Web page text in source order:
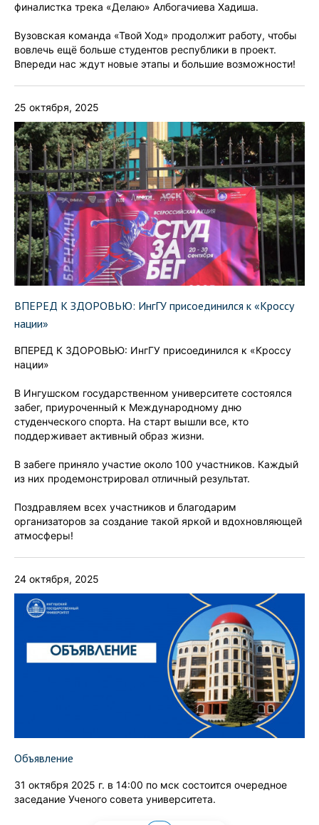
финалистка трека «Делаю» Албогачиева Хадиша.
Вузовская команда «Твой Ход» продолжит работу, чтобы
вовлечь ещё больше студентов республики в проект.
Впереди нас ждут новые этапы и большие возможности!
25 октября, 2025
ВПЕРЕД К ЗДОРОВЬЮ: ИнгГУ присоединился к «Кроссу
нации»
ВПЕРЕД К ЗДОРОВЬЮ: ИнгГУ присоединился к «Кроссу
нации»
В Ингушском государственном университете состоялся
забег, приуроченный к Международному дню
студенческого спорта. На старт вышли все, кто
поддерживает активный образ жизни.
В забеге приняло участие около 100 участников. Каждый
из них продемонстрировал отличный результат.
Поздравляем всех участников и благодарим
организаторов за создание такой яркой и вдохновляющей
атмосферы!
24 октября, 2025
Объявление
31 октября 2025 г. в 14:00 по мск состоится очередное
заседание Ученого совета университета.